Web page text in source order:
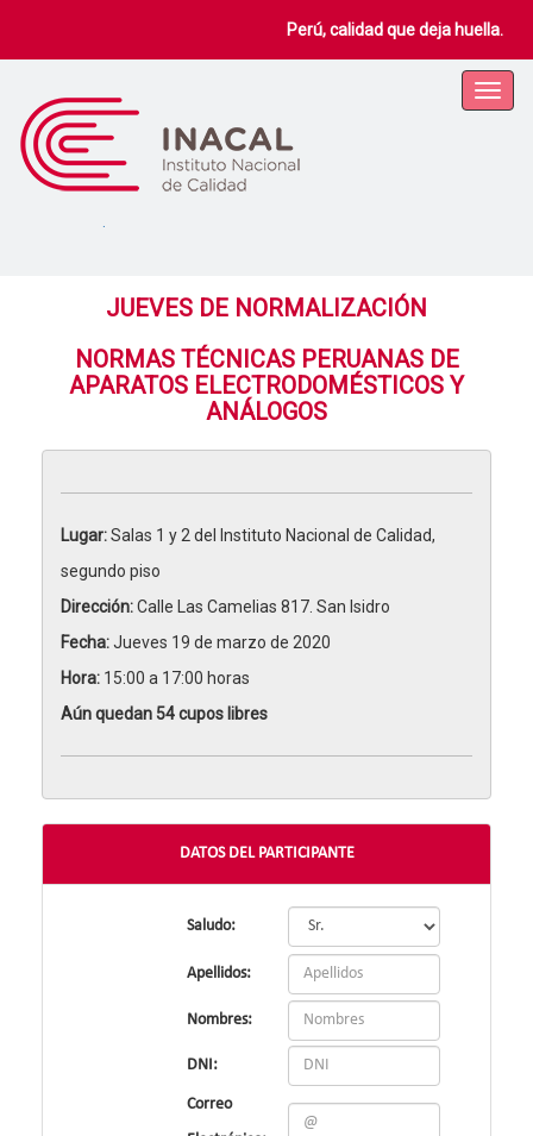
Perú, calidad que deja huella.
JUEVES DE NORMALIZACIÓN
NORMAS TÉCNICAS PERUANAS DE
APARATOS ELECTRODOMÉSTICOS Y
ANÁLOGOS
Lugar:Salas 1 y 2 del Instituto Nacional de Calidad,
segundo piso
Dirección:Calle Las Camelias 817. San Isidro
Fecha:Jueves 19 de marzo de 2020
Hora: 15:00 a 17:00 horas
Aún quedan 54 cupos libres
DATOS DEL PARTICIPANTE
Saludo:
Apellidos:
Nombres:
DNI:
Correo